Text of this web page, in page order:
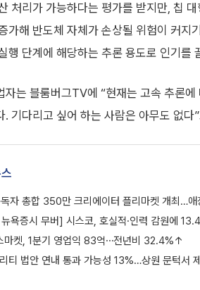
처리가 가능하다는 평가를 받지만, 칩
가해 반도체 자체가 손상될 위험이 커지
행 단계에 해당하는 추론 용도로 인기를
자는 블룸버그TV에 “현재는 고속 추론
. 기다리고 싶어 하는 사람은 아무도 없다
자 총합 350만 크리에이터 플리마켓 개최…애
욕증시 무버] 시스코, 호실적·인력 감원에
마켓, 1분기 영업익 83억⋯전년비 32.4%↑
티 법안 연내 통과 가능성 13%…상원 문턱서